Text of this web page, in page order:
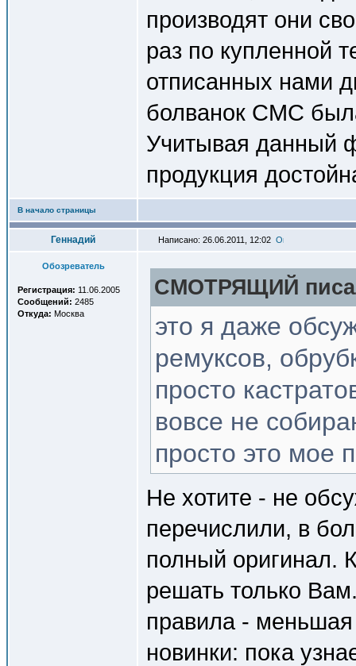
производят они
раз по купленной
отписанных нами
болванок СМС
Учитывая данный
продукция
В начало страницы
Геннадий Написано: 26.06.2011, 12:02
Обозреватель
Регистрация: 11.06.2005
Сообщений: 2485
Откуда: Москва
СМОТРЯЩИЙ
это я даже
ремуксов,
просто
вовсе не
просто это мое
Не хотите - не
перечислили, в
полный оригинал.
решать только
правила - меньшая
новинки: пока